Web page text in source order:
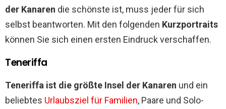
der Kanaren die schönste ist, muss jeder für sich
selbst beantworten. Mit den folgenden Kurzportraits
können Sie sich einen ersten Eindruck verschaffen.
Teneriffa
Teneriffa ist die größte Insel der Kanaren und ein
beliebtes Urlaubsziel für Familien, Paare und Solo-